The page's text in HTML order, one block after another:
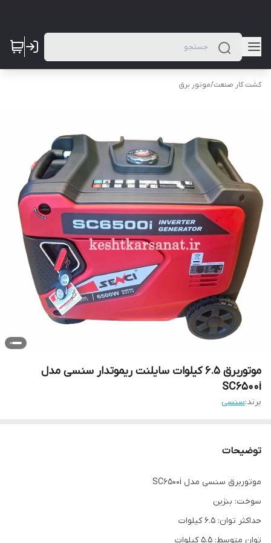
کشت کار صنعت/موتور برق
موتوربرق 6.5 کیلوات سایلنت ریموتدار سنسی مدل
SC6500i
برند:سنسی
توضیحات
موتوربرق سنسی مدل SC6500i
سوخت: بنزین
حداکثر توان: 6.5 کیلوات
توان متوسط: 5.5 کیلوات